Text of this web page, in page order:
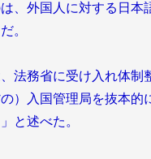
、外国人に対する日
。
法務省に受け入れ体
）入国管理局を抜本
と述べた。